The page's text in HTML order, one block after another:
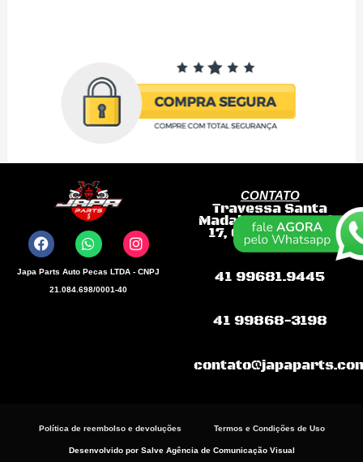
a
c
e
b
W
h
a
t
s
a
n
s
t
a
Japa Parts Auto Pecas LTDA - CNPJ
21.084.698/0001-40
CONTATO
Travessa Santa
Madalena, 145, Loja
17, Colombo – PR
41 99681.9445
41 99868-3198
Política de reembolso e devoluções Termos e Condições de Uso
Desenvolvido por Salve Agência de Comunicação Visual